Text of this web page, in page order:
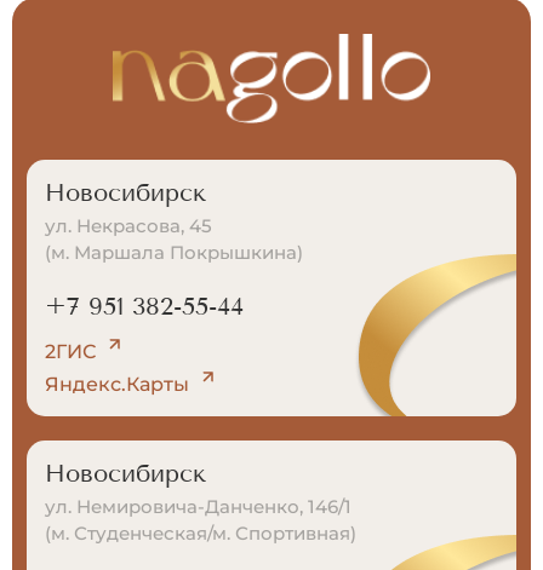
Новосибирск
ул. Некрасова, 45
(м. Маршала Покрышкина)
+7 951 382-55-44
2ГИС
Яндекс.Карты
Новосибирск
ул. Немировича-Данченко, 146/1
(м. Студенческая/м. Спортивная)